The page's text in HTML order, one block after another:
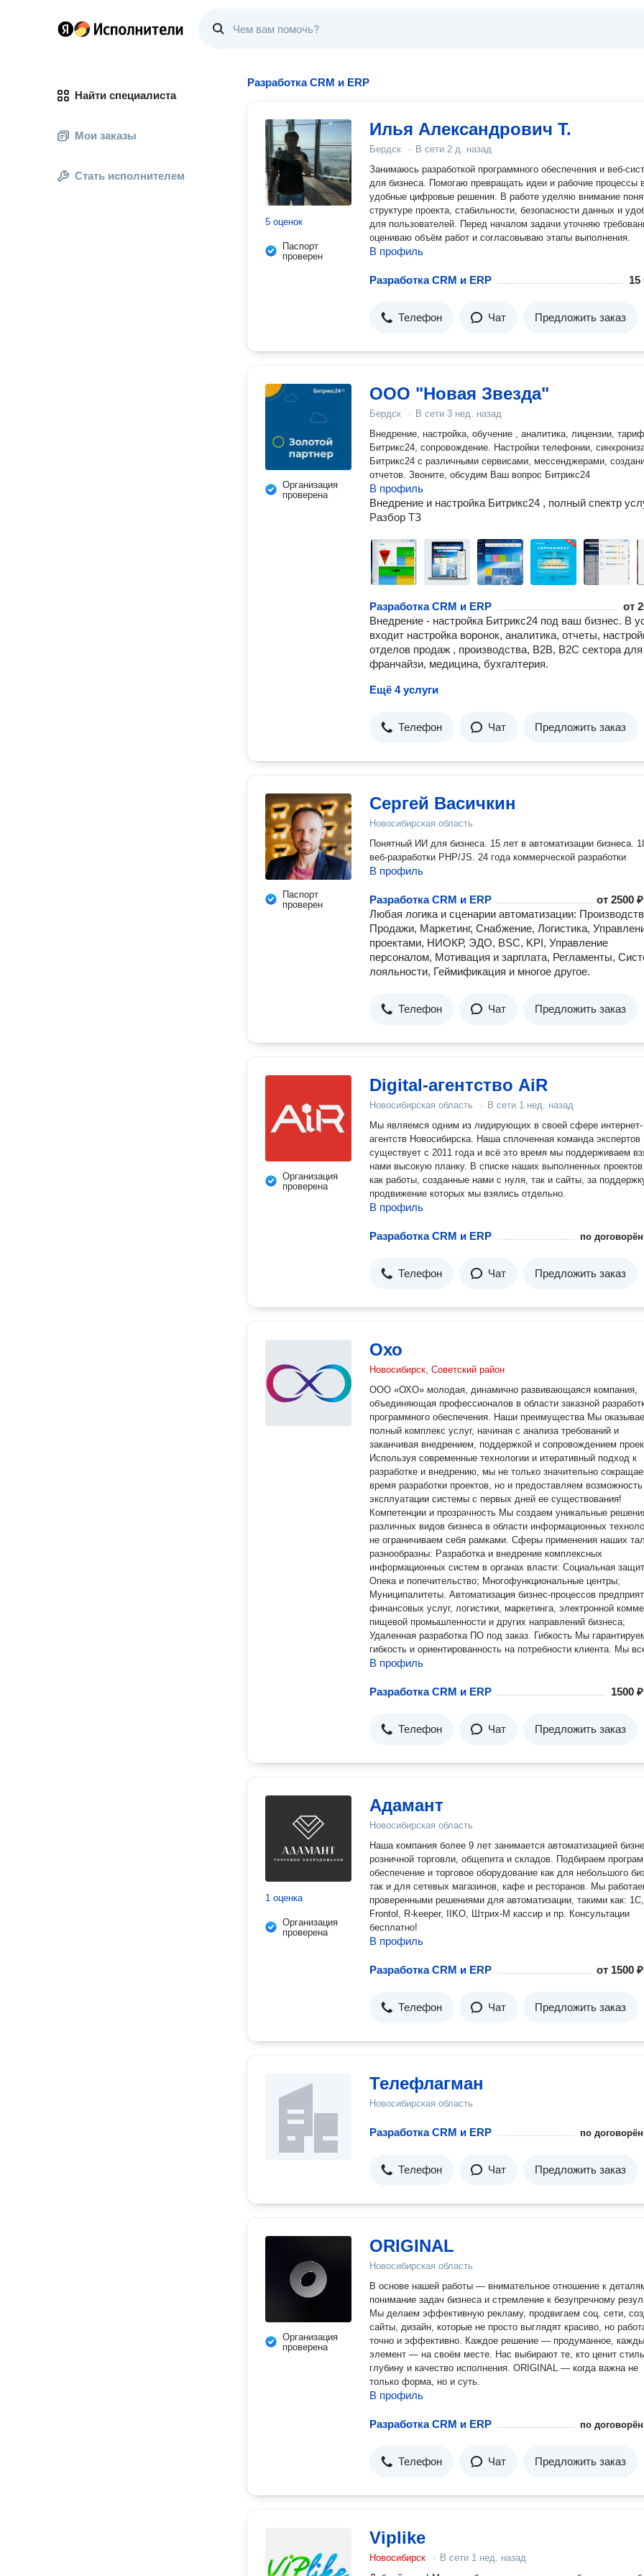
Найти специалиста
Мои заказы
Стать исполнителем
Разработка СRM и ERP
5 оценок
Паспорт
проверен
Илья Александрович Т.
Бердск · В сети 2 д. назад
Занимаюсь разработкой программного обеспечения и веб-
для бизнеса. Помогаю превращать идеи и рабочие процессы
удобные цифровые решения. В работе уделяю внимание понятной
структуре проекта, стабильности, безопасности данных и
для пользователей. Перед началом задачи уточняю
оцениваю объём работ и согласовываю этапы выполнения.
В профиль
Разработка CRM и ERP 15
Телефон Чат Предложить заказ
Организация
проверена
ООО "Новая Звезда"
Бердск · В сети 3 нед. назад
Внедрение, настройка, обучение , аналитика, лицензии,
Битрикс24, сопровождение. Настройки телефонии, синхронизация
Битрикс24 с различными сервисами, мессенджерами,
отчетов. Звоните, обсудим Ваш вопрос Битрикс24
В профиль
Внедрение и настройка Битрикс24 , полный спектр
Разбор ТЗ
Разработка CRM и ERP от
Внедрение - настройка Битрикс24 под ваш бизнес. В
входит настройка воронок, аналитика, отчеты,
отделов продаж , производства, B2B, B2C сектора для
франчайзи, медицина, бухгалтерия.
Ещё 4 услуги
Телефон Чат Предложить заказ
Паспорт
проверен
Сергей Васичкин
Новосибирская область
Понятный ИИ для бизнеса. 15 лет в автоматизации бизнеса. 18 лет
веб-разработки PHP/JS. 24 года коммерческой разработки
В профиль
Разработка CRM и ERP от2500
Любая логика и сценарии автоматизации:
Продажи, Маркетинг, Снабжение, Логистика,
проектами, НИОКР, ЭДО, BSC, KPI, Управление
персоналом, Мотивация и зарплата, Регламенты,
лояльности, Геймификация и многое другое.
Телефон Чат Предложить заказ
Организация
проверена
Digital-агентство AiR
Новосибирская область · В сети 1 нед. назад
Мы являемся одним из лидирующих в своей сфере интернет-
агентств Новосибирска. Наша сплоченная команда экспертов
существует с 2011 года и всё это время мы поддерживаем
нами высокую планку. В списке наших выполненных проектов
как работы, созданные нами с нуля, так и сайты, за
продвижение которых мы взялись отдельно.
В профиль
Разработка CRM и ERP по
Телефон Чат Предложить заказ
Охо
Новосибирск, Советский район
ООО «ОХО» молодая, динамично развивающаяся компания,
объединяющая профессионалов в области заказной
программного обеспечения. Наши преимущества Мы оказываем
полный комплекс услуг, начиная с анализа требований и
заканчивая внедрением, поддержкой и сопровождением
Используя современные технологии и итеративный подход к
разработке и внедрению, мы не только значительно
время разработки проектов, но и предоставляем возможность
эксплуатации системы с первых дней ее существования!
Компетенции и прозрачность Мы создаем уникальные решения для
различных видов бизнеса в области информационных
не ограничиваем себя рамками. Сферы применения наших талантов
разнообразны: Разработка и внедрение комплексных
информационных систем в органах власти: Социальная
Опека и попечительство; Многофункциональные центры;
Муниципалитеты. Автоматизация бизнес-процессов
финансовых услуг, логистики, маркетинга, электронной
пищевой промышленности и других направлений бизнеса;
Удаленная разработка ПО под заказ. Гибкость Мы гарантируем
гибкость и ориентированность на потребности клиента. Мы
работаем в атмосфере сотрудничества для успешного
клиентов. Экспертная команда разработчиков Для оказания полного
разработки), мы применяем только новейшие технологии и
более прозрачным для клиентов, мы строим наш рабочий
на основе наиболее подходящих и эффективных методологий,
В профиль
Разработка CRM и ERP 1500
Телефон Чат Предложить заказ
1 оценка
Организация
проверена
Адамант
Новосибирская область
Наша компания более 9 лет занимается автоматизацией бизнеса
розничной торговли, общепита и складов. Подбираем
обеспечение и торговое оборудование как для небольшого
так и для сетевых магазинов, кафе и ресторанов. Мы
проверенными решениями для автоматизации, такими как: 1С,
Frontol, R-keeper, IIKO, Штрих-М кассир и пр. Консультации
бесплатно!
В профиль
Разработка CRM и ERP от 1500
Телефон Чат Предложить заказ
Телефлагман
Новосибирская область
Разработка CRM и ERP по
Телефон Чат Предложить заказ
Организация
проверена
ORIGINAL
Новосибирская область
В основе нашей работы — внимательное отношение к
понимание задач бизнеса и стремление к безупречному
Мы делаем эффективную рекламу, продвигаем соц. сети,
сайты, дизайн, которые не просто выглядят красиво, но
точно и эффективно. Каждое решение — продуманное, каждый
элемент — на своём месте. Нас выбирают те, кто ценит
глубину и качество исполнения. ORIGINAL — когда важна не
только форма, но и суть.
В профиль
Разработка CRM и ERP по
Телефон Чат Предложить заказ
Viplike
Новосибирск · В сети 1 нед. назад